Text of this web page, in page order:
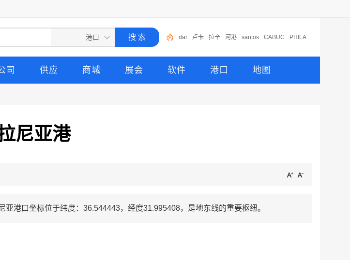
dar 卢卡 拉辛 河港 santos CABUC PHILA
NTO LOP LC
司 供应 商城 展会 软件 港口 地图
尼亚港
港口坐标位于纬度：36.544443，经度31.995408，是地东线的重要枢纽。